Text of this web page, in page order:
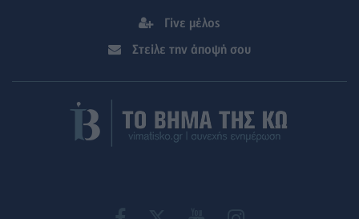
Γίνε μέλος
Στείλε την άποψή σου